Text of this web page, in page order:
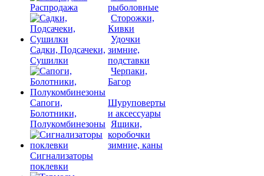
Распродажа
Садки, Подсачеки,
Сушилки
Сапоги,
Болотники,
Полукомбинезоны
Сигнализаторы
поклевки
рыболовные
Сторожки,
Кивки
Удочки
зимние,
подставки
Черпаки,
Багор
Шуруповерты
и аксессуары
Ящики,
коробочки
зимние, каны